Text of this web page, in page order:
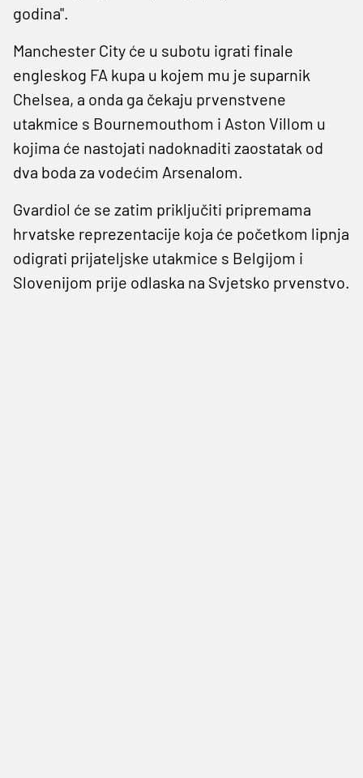
godina".
Manchester City će u subotu igrati finale
engleskog FA kupa u kojem mu je suparnik
Chelsea, a onda ga čekaju prvenstvene
utakmice s Bournemouthom i Aston Villom u
kojima će nastojati nadoknaditi zaostatak od
dva boda za vodećim Arsenalom.
Gvardiol će se zatim priključiti pripremama
hrvatske reprezentacije koja će početkom lipnja
odigrati prijateljske utakmice s Belgijom i
Slovenijom prije odlaska na Svjetsko prvenstvo.